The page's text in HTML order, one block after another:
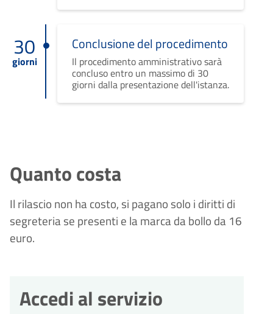
30
giorni
Conclusione del procedimento
Il procedimento amministrativo sarà
concluso entro un massimo di 30
giorni dalla presentazione dell'istanza.
Quanto costa
Il rilascio non ha costo, si pagano solo i diritti di
segreteria se presenti e la marca da bollo da 16
euro.
Accedi al servizio